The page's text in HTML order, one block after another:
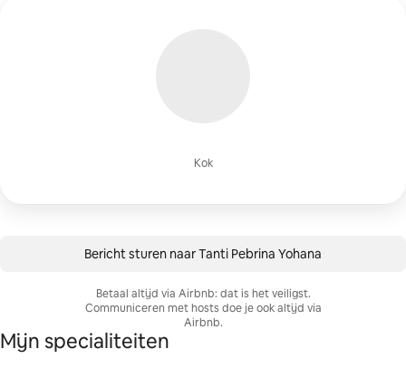
Kok
Bericht sturen naar Tanti Pebrina Yohana
Betaal altijd via Airbnb: dat is het veiligst.
Communiceren met hosts doe je ook altijd via
Airbnb.
Mijn specialiteiten